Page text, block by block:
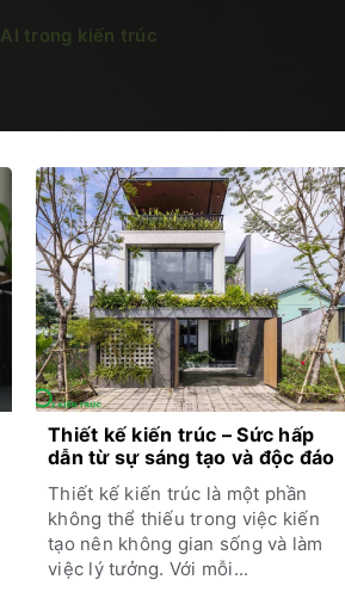
AI trong kiến trúc
Thiết kế kiến trúc – Sức hấp
dẫn từ sự sáng tạo và độc đáo
Thiết kế kiến trúc là một phần
không thể thiếu trong việc kiến
tạo nên không gian sống và làm
việc lý tưởng. Với mỗi...